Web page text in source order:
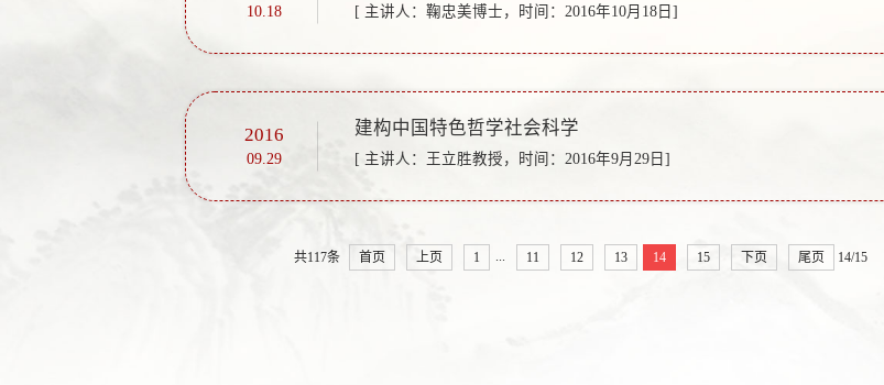
10.18 [ 主讲人：鞠忠美博士，时间：2016年10月18日]
2016
09.29
建构中国特色哲学社会科学
[ 主讲人：王立胜教授，时间：2016年9月29日]
共117条 首页 上页 1 ... 11 12 13 14 15 下页 尾页 14/15